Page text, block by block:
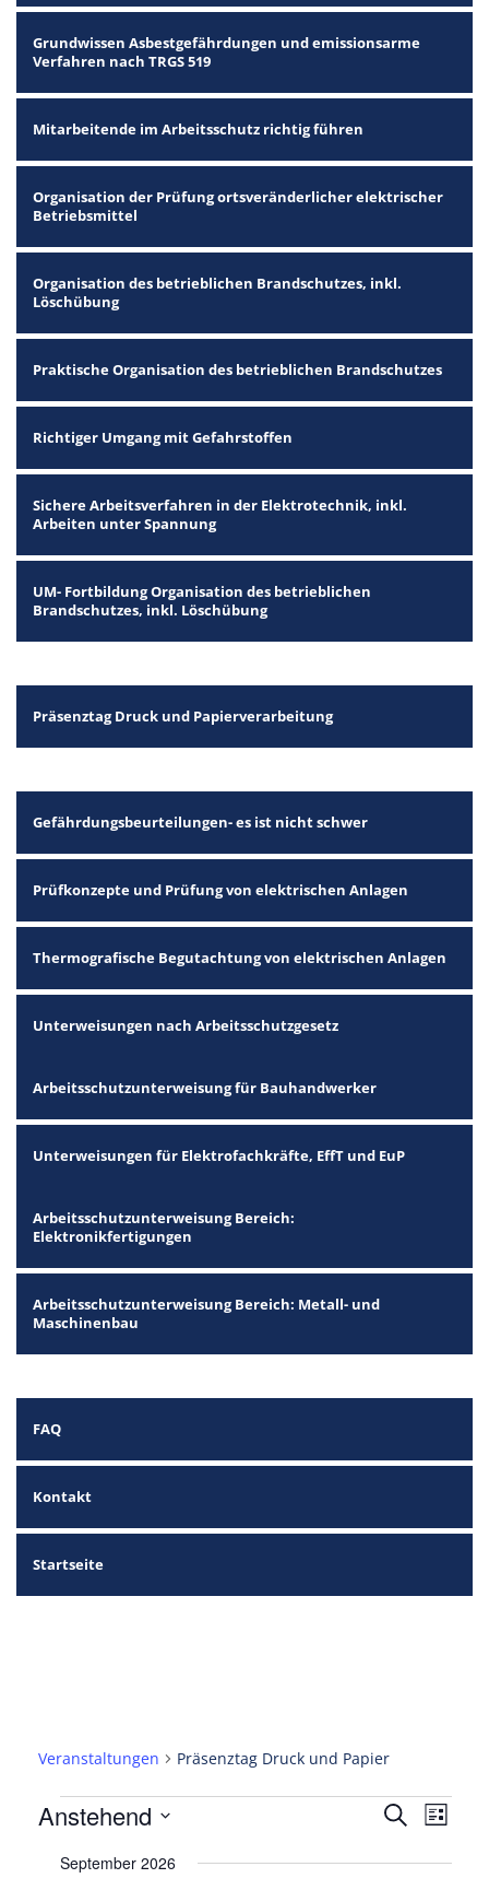
Grundwissen Asbestgefährdungen und emissionsarme
Verfahren nach TRGS 519
Mitarbeitende im Arbeitsschutz richtig führen
Organisation der Prüfung ortsveränderlicher elektrischer
Betriebsmittel
Organisation des betrieblichen Brandschutzes, inkl.
Löschübung
Praktische Organisation des betrieblichen Brandschutzes
Richtiger Umgang mit Gefahrstoffen
Sichere Arbeitsverfahren in der Elektrotechnik, inkl.
Arbeiten unter Spannung
UM- Fortbildung Organisation des betrieblichen
Brandschutzes, inkl. Löschübung
Präsenztag Druck und Papierverarbeitung
Gefährdungsbeurteilungen- es ist nicht schwer
Prüfkonzepte und Prüfung von elektrischen Anlagen
Thermografische Begutachtung von elektrischen Anlagen
Unterweisungen nach Arbeitsschutzgesetz
Arbeitsschutzunterweisung für Bauhandwerker
Unterweisungen für Elektrofachkräfte, EffT und EuP
Arbeitsschutzunterweisung Bereich:
Elektronikfertigungen
Arbeitsschutzunterweisung Bereich: Metall- und
Maschinenbau
FAQ
Kontakt
Startseite
Veranstaltungen Präsenztag Druck und Papier
Veranstaltungen
Suche
SucheListe
Anstehend
September 2026